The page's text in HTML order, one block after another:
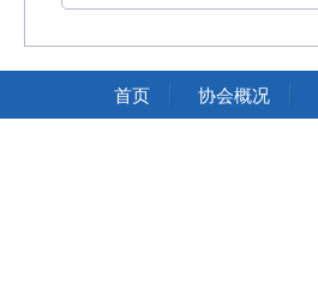
中国交通运输协会官网
首页 协会概况